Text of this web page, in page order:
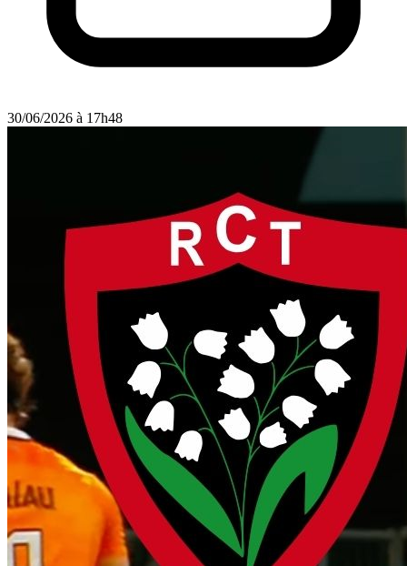
30/06/2026 à 17h48